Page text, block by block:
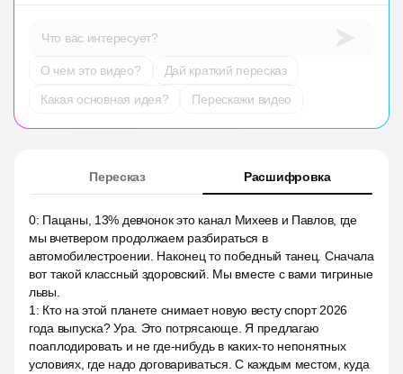
Что вас интересует?
О чем это видео?
Дай краткий пересказ
Какая основная идея?
Перескажи видео
Пересказ Расшифровка
0: Пацаны, 13% девчонок это канал Михеев и Павлов, где
мы вчетвером продолжаем разбираться в
автомобилестроении. Наконец то победный танец. Сначала
вот такой классный здоровский. Мы вместе с вами тигриные
львы.
1 : Кто на этой планете снимает новую весту спорт 2026
года выпуска? Ура. Это потрясающе. Я предлагаю
поаплодировать и не где-нибудь в каких-то непонятных
условиях, где надо договариваться. С каждым местом, куда